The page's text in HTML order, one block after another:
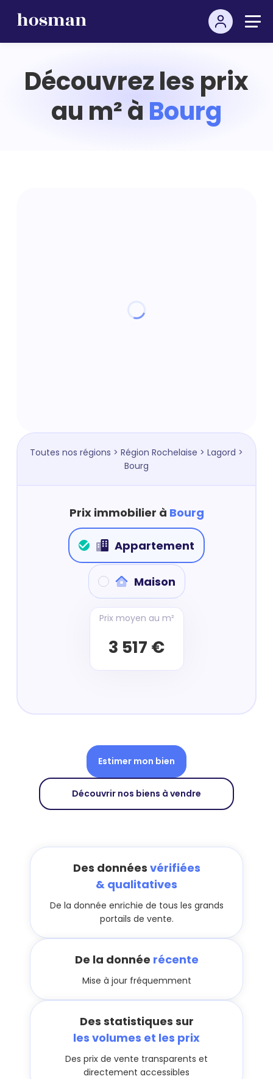
Découvrez les prix
au m² à Bourg
Toutes nos régions > Région Rochelaise > Lagord >
Bourg
Prix immobilier à Bourg
Appartement
Maison
Prix moyen au m²
3 517 €
Estimer mon bien
Découvrir nos biens à vendre
Des données vérifiées
& qualitatives
De la donnée enrichie de tous les grands
portails de vente.
De la donnée récente
Mise à jour fréquemment
Des statistiques sur
les volumes et les prix
Des prix de vente transparents et
directement accessibles